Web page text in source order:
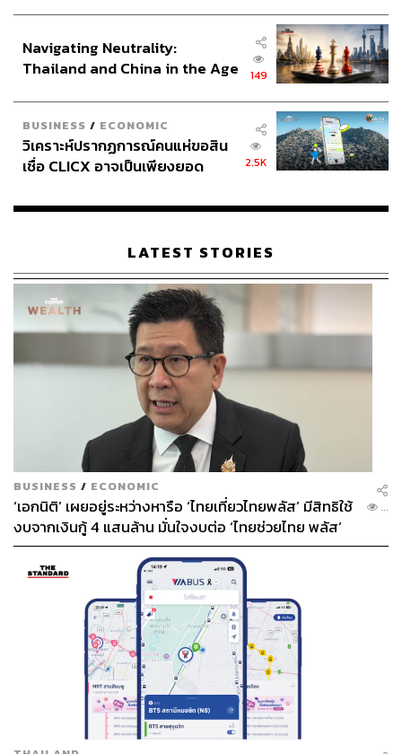
Navigating Neutrality:
Thailand and China in the Age
149
BUSINESS / ECONOMIC
วิเคราะห์ปรากฏการณ์คนแห่ขอสิน
เชื่อ CLICX อาจเป็นเพียงยอด
เรือนไทยที่ถูกซุกไว้
2.5K
LATEST STORIES
BUSINESS / ECONOMIC
‘เอกนิติ’ เผยอยู่ระหว่างหารือ ‘ไทยเที่ยวไทยพลัส’ มีสิทธิใช้
งบจากเงินกู้ 4 แสนล้าน มั่นใจงบต่อ ‘ไทยช่วยไทย พลัส’
เฟส 2 มีเพียงพอ
...